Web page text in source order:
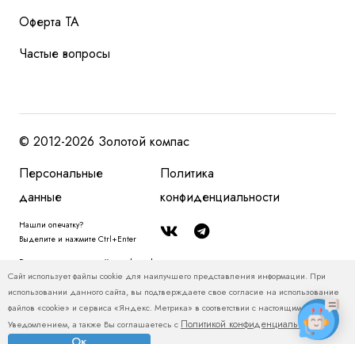
Оферта ТА
Частые вопросы
© 2012-2026 Золотой компас
Персональные
данные
Политика
конфиденциальности
Нашли опечатку?
Выделите и нажмите Ctrl+Enter
Размещенная на сайте zolotoy-kompas.ru информация, в том числе, о
туристских продуктах и ценах на туристские продукты, относится
исключительно к рекламным и справочно-информационным материалам и
не является публичной офертой. Пожалуйста, уточняйте у менеджеров
актуальные цены и условия.
Сайт использует файлы cookie для наилучшего представления информации. При
использовании данного сайта, вы подтверждаете свое согласие на использование
файлов «cookie» и сервиса «Яндекс. Метрика» в соответствии с настоящим
Уведомлением, а также Вы соглашаетесь с Политикой конфиденциальности.